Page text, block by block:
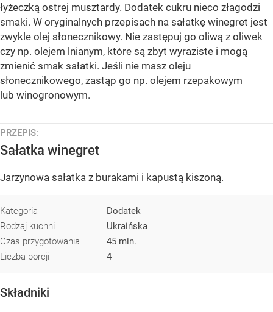
łyżeczką ostrej musztardy. Dodatek cukru nieco złagodzi
smaki. W oryginalnych przepisach na sałatkę winegret jest
zwykle olej słonecznikowy. Nie zastępuj go oliwą z oliwek
czy np. olejem lnianym, które są zbyt wyraziste i mogą
zmienić smak sałatki. Jeśli nie masz oleju
słonecznikowego, zastąp go np. olejem rzepakowym
lub winogronowym.
PRZEPIS:
Sałatka winegret
Jarzynowa sałatka z burakami i kapustą kiszoną.
Kategoria
Dodatek
Rodzaj kuchni
Ukraińska
Czas przygotowania
45 min.
Liczba porcji
4
Składniki